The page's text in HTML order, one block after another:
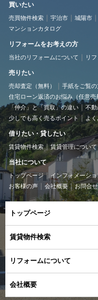
買いたい
売買物件検索 宇治市 城陽市
マンションカタログ
リフォームをお考えの方
当社のリフォームについて リ
売りたい
売却査定（無料） 手紙をご覧
住宅ローン返済のお悩み（任意売
「仲介」と「買取」の違い
不
少しでも高く売るポイント
よ
借りたい・貸したい
賃貸物件検索 賃貸管理について
当社について
トップページ インフォメーシ
お客様の声
会社概要 お問合せ
トップページ
賃貸物件検索
リフォームについて
会社概要